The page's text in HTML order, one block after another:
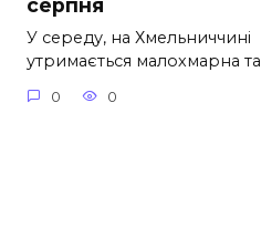
серпня
У середу, на Хмельниччині
утримається малохмарна та
0 0